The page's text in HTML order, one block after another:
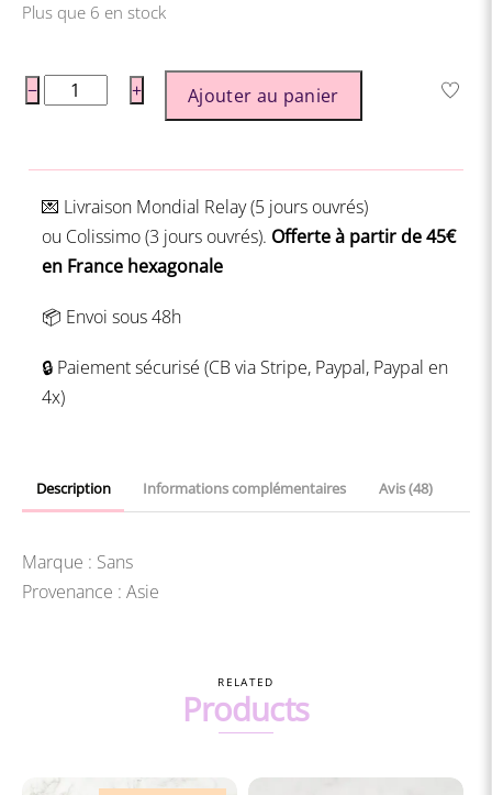
Plus que 6 en stock
−
quantité
Bag
+ Ajouter au panier
💌 Livraison Mondial Relay (5 jours ouvrés)
ou Colissimo (3 jours ouvrés). Offerte à partir de 45€
en France hexagonale
📦 Envoi sous 48h
🔒 Paiement sécurisé (CB via Stripe, Paypal, Paypal en
4x)
Description Informations complémentaires Avis (48)
Marque : Sans
Provenance : Asie
RELATED
Products